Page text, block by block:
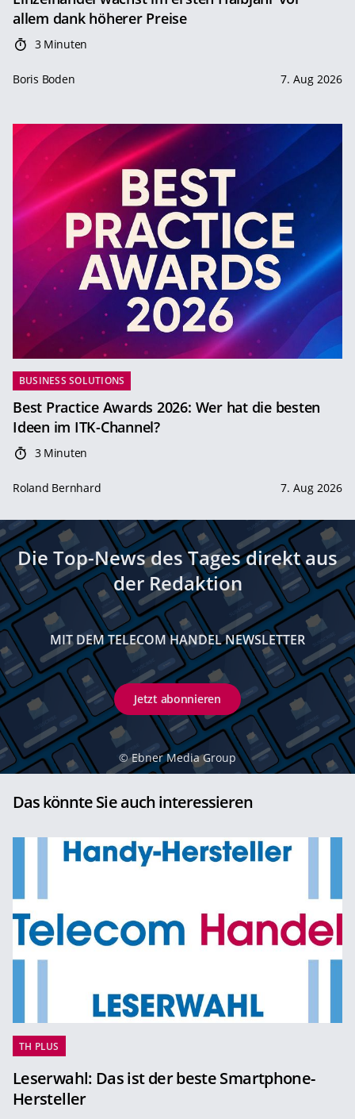
allem dank höherer Preise
3 Minuten
Boris Boden 7. Aug 2026
BUSINESS SOLUTIONS
Best Practice Awards 2026: Wer hat die besten
Ideen im ITK-Channel?
3 Minuten
Roland Bernhard 7. Aug 2026
Die Top-News des Tages direkt aus
der Redaktion
MIT DEM TELECOM HANDEL NEWSLETTER
Jetzt abonnieren
© Ebner Media Group
Das könnte Sie auch interessieren
TH PLUS
Leserwahl: Das ist der beste Smartphone-
Hersteller